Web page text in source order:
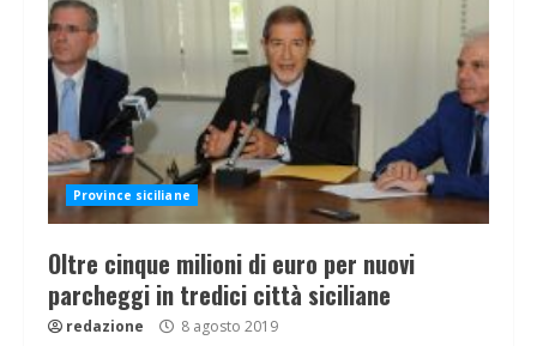
Province siciliane
Oltre cinque milioni di euro per nuovi
parcheggi in tredici città siciliane
redazione 8 agosto 2019